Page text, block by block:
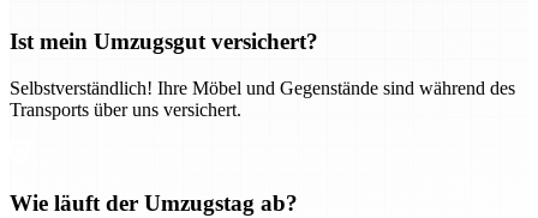
Ist mein Umzugsgut versichert?
Selbstverständlich! Ihre Möbel und Gegenstände sind während des
Transports über uns versichert.
Wie läuft der Umzugstag ab?